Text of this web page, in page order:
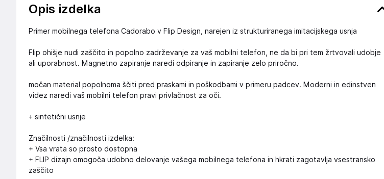
Opis izdelka
Primer mobilnega telefona Cadorabo v Flip Design, narejen iz strukturiranega imitacijskega usnja
Flip ohišje nudi zaščito in popolno zadrževanje za vaš mobilni telefon, ne da bi pri tem žrtvovali udobje
ali uporabnost. Magnetno zapiranje naredi odpiranje in zapiranje zelo priročno.
močan material popolnoma ščiti pred praskami in poškodbami v primeru padcev. Moderni in edinstven
videz naredi vaš mobilni telefon pravi privlačnost za oči.
+ sintetični usnje
Značilnosti /značilnosti izdelka:
+ Vsa vrata so prosto dostopna
+ FLIP dizajn omogoča udobno delovanje vašega mobilnega telefona in hkrati zagotavlja vsestransko
zaščito